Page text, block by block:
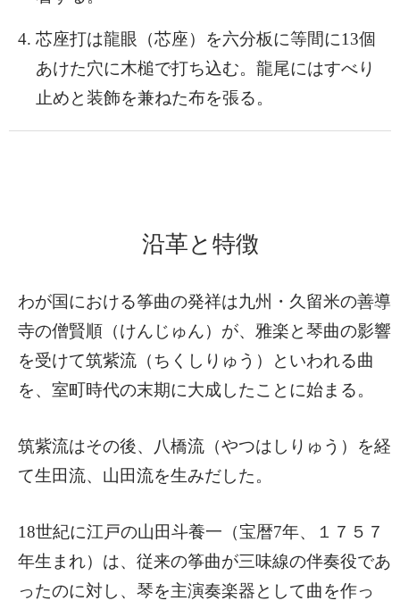
芯座打は龍眼（芯座）を六分板に等間に13個
あけた穴に木槌で打ち込む。龍尾にはすべり
止めと装飾を兼ねた布を張る。
沿革と特徴
わが国における筝曲の発祥は九州・久留米の善導
寺の僧賢順（けんじゅん）が、雅楽と琴曲の影響
を受けて筑紫流（ちくしりゅう）といわれる曲
を、室町時代の末期に大成したことに始まる。
筑紫流はその後、八橋流（やつはしりゅう）を経
て生田流、山田流を生みだした。
18世紀に江戸の山田斗養一（宝暦7年、１７５７
年生まれ）は、従来の筝曲が三味線の伴奏役であ
ったのに対し、琴を主演奏楽器として曲を作っ